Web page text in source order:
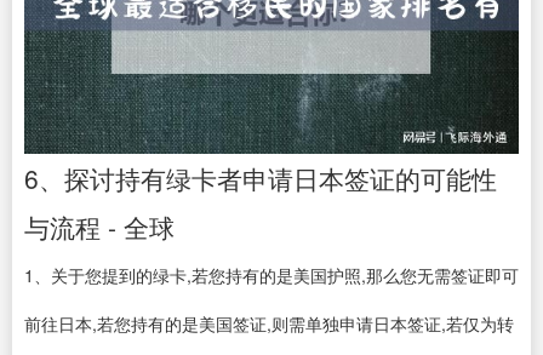
6、探讨持有绿卡者申请日本签证的可能性
与流程 - 全球
1、关于您提到的绿卡,若您持有的是美国护照,那么您无需签证即可
前往日本,若您持有的是美国签证,则需单独申请日本签证,若仅为转